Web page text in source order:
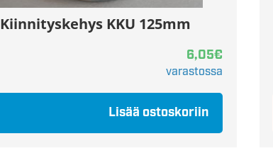
Kiinnityskehys KKU 125mm
6,05€
varastossa
Lisää ostoskoriin